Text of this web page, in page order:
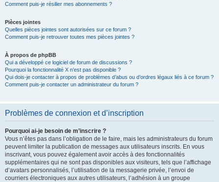
Comment puis-je résilier mes abonnements ?
Pièces jointes
Quelles pièces jointes sont autorisées sur ce forum ?
Comment puis-je retrouver toutes mes pièces jointes ?
À propos de phpBB
Qui a développé ce logiciel de forum de discussions ?
Pourquoi la fonctionnalité X n’est pas disponible ?
Qui dois-je contacter à propos de problèmes d’abus ou d’ordres légaux liés à ce forum ?
Comment puis-je contacter un administrateur du forum ?
Problèmes de connexion et d’inscription
Pourquoi ai-je besoin de m’inscrire ?
Vous n’êtes pas dans l’obligation de le faire, mais les administrateurs du forum
peuvent limiter la publication de messages aux utilisateurs inscrits. En vous
inscrivant, vous pouvez également avoir accès à des fonctionnalités
supplémentaires qui ne sont pas disponibles aux visiteurs, tels que l’affichage
d’avatars personnalisés, l’utilisation de la messagerie privée, l’envoi de
courriers électroniques aux autres utilisateurs, l’adhésion à un groupe